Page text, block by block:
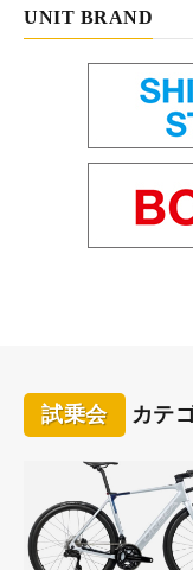
UNIT BRAND
試乗会 カテ